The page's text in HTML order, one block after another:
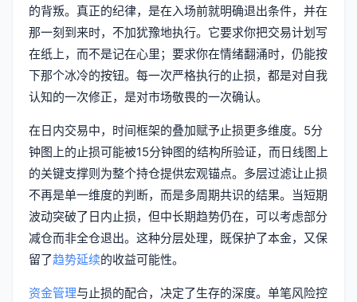
的背叛。真正的纪律，是在入场前就明确退出条件，并在
那一刻到来时，不加犹豫地执行。它要求你把交易计划写
在纸上，而不是记在心里；要求你在情绪翻涌时，仍能按
下那个冰冷的按钮。每一次严格执行的止损，都是对自我
认知的一次修正，是对市场敬畏的一次确认。
在日内交易中，时间框架的叠加赋予止损更多维度。5分
钟图上的止损可能被15分钟图的结构所验证，而日线图上
的关键支撑则为整个持仓提供宏观锚点。多层过滤让止损
不再是单一维度的判断，而是多周期共识的结果。当短期
波动突破了日内止损，但中长期趋势仍在，可以考虑部分
减仓而非全仓退出。这种分层处理，既保护了本金，又保
留了趋势延续的收益可能性。
资金管理与止损的配合，决定了生存的深度。单笔风险控